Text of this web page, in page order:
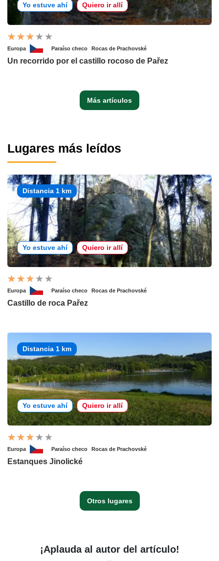
Yo estuve ahí Quiero ir allí
Europa Paraíso checo Rocas de Prachovské
Un recorrido por el castillo rocoso de Pařez
Más artículos
Lugares más leídos
Distancia 1 km
Yo estuve ahí Quiero ir allí
Europa Paraíso checo Rocas de Prachovské
Castillo de roca Pařez
Distancia 1 km
Yo estuve ahí Quiero ir allí
Europa Paraíso checo Rocas de Prachovské
Estanques Jinolické
Otros lugares
¡Aplauda al autor del artículo!